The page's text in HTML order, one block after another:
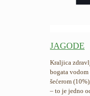
JAGODE
Kraljica
bogata vodom
šećerom
– to je jedno